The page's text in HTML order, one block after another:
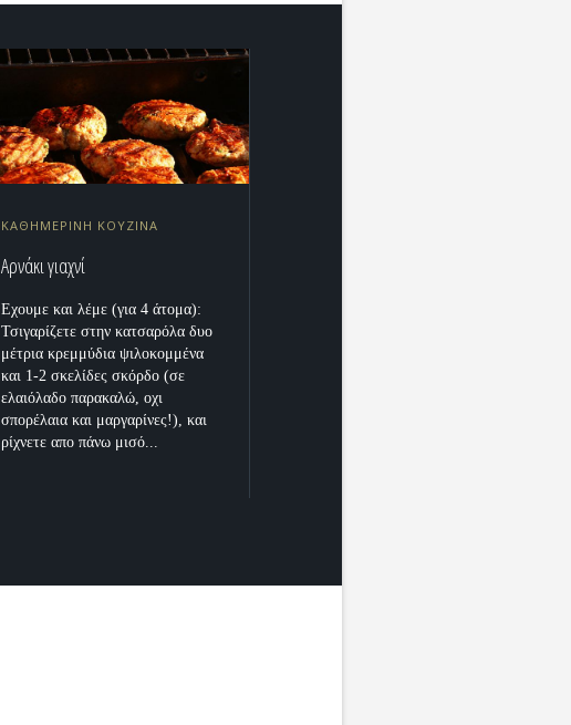
ΚΑΘΗΜΕΡΙΝΗ ΚΟΥΖΙΝΑ
Αρνάκι γιαχνί
Εχουμε και λέμε (για 4 άτομα):
Τσιγαρίζετε στην κατσαρόλα δυο
μέτρια κρεμμύδια ψιλοκομμένα
και 1-2 σκελίδες σκόρδο (σε
ελαιόλαδο παρακαλώ, οχι
σπορέλαια και μαργαρίνες!), και
ρίχνετε απο πάνω μισό...